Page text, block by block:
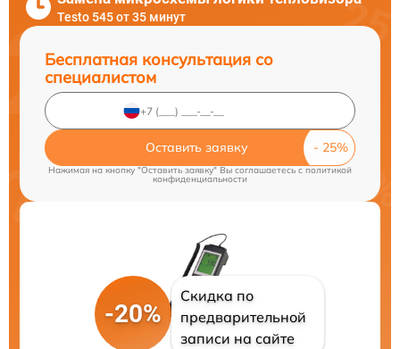
Testo 545 от 35 минут
Бесплатная консультация со
специалистом
Оставить заявку
Нажимая на кнопку "Оставить заявку" Вы соглашаетесь cполитикой
конфиденциальности
-20%
Скидка по
предварительной
записи на сайте